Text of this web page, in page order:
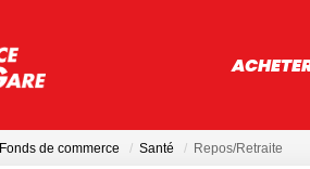
Fonds de commerce Santé Repos/Retraite